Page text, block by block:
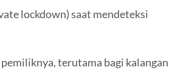
lockdown) saat mendeteksi
terutama bagi kalangan